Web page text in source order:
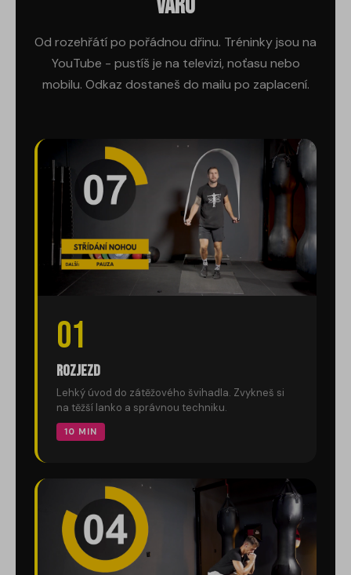
Od rozehřátí po pořádnou dřinu. Tréninky jsou na
YouTube - pustíš je na televizi, noťasu nebo
mobilu. Odkaz dostaneš do mailu po zaplacení.
01
Rozjezd
Lehký úvod do zátěžového švihadla. Zvykneš si
na těžší lanko a správnou techniku.
10 MIN